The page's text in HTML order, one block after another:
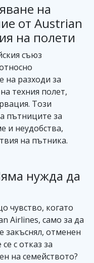
на
от Austrian
на полети
съюз
на разходи за
техния полет,
Този
пътниците за
и неудобства,
на пътника.
нужда да
чувство, когато
Airlines, само за да
закъснял, отменен
с отказ за
на семейството?